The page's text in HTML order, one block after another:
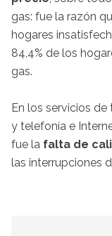
gas: fue la razón
hogares
84,4% de los
gas.
En los servicios
y telefonía e
fue la falta de
las interrupciones